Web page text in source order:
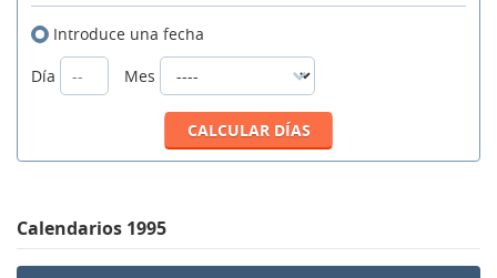
Introduce una fecha
Día
Mes
Calendarios 1995